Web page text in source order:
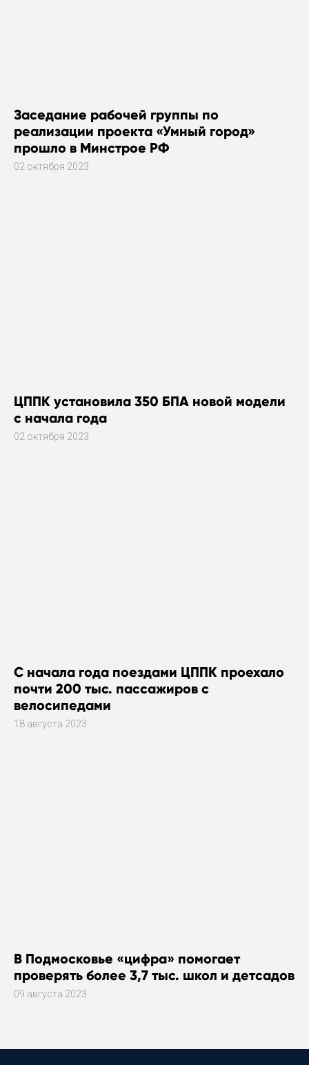
Заседание рабочей группы по
реализации проекта «Умный город»
прошло в Минстрое РФ
02 октября 2023
ЦППК установила 350 БПА новой модели
с начала года
02 октября 2023
С начала года поездами ЦППК проехало
почти 200 тыс. пассажиров с
велосипедами
18 августа 2023
В Подмосковье «цифра» помогает
проверять более 3,7 тыс. школ и детсадов
09 августа 2023